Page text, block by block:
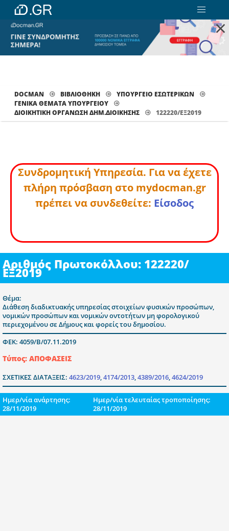
×
DOCMAN ΒΙΒΛΙΟΘΗΚΗ
ΥΠΟΥΡΓΕΙΟ ΕΣΩΤΕΡΙΚΩΝ
ΓΕΝΙΚΑ ΘΕΜΑΤΑ ΥΠΟΥΡΓΕΙΟΥ
ΔΙΟΙΚΗΤΙΚΉ ΟΡΓΆΝΩΣΗ ΔΗΜ.ΔΙΟΊΚΗΣΗΣ
122220/ΕΞ2019
Συνδρομητική Υπηρεσία. Για να έχετε
πλήρη πρόσβαση στο mydocman.gr
πρέπει να συνδεθείτε: Είσοδος
Αριθμός Πρωτοκόλλου: 122220/
ΕΞ2019
Θέμα:
Διάθεση διαδικτυακής υπηρεσίας στοιχείων φυσικών προσώπων,
νομικών προσώπων και νομικών οντοτήτων μη φορολογικού
περιεχομένου σε Δήμους και φορείς του δημοσίου.
ΦΕΚ: 4059/Β/07.11.2019
Τύπος: ΑΠΟΦΑΣΕΙΣ
ΣΧΕΤΙΚΕΣ ΔΙΑΤΑΞΕΙΣ: 4623/2019,4174/2013,4389/2016,4624/2019
Ημερ/νία ανάρτησης:
28/11/2019
Ημερ/νία τελευταίας τροποποίησης:
28/11/2019